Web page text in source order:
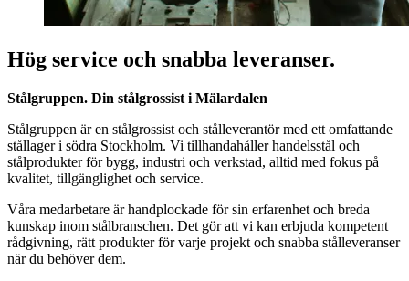
Hög service och snabba leveranser.
Stålgruppen. Din stålgrossist i Mälardalen
Stålgruppen är en stålgrossist och stålleverantör med ett omfattande
stållager i södra Stockholm. Vi tillhandahåller handelsstål och
stålprodukter för bygg, industri och verkstad, alltid med fokus på
kvalitet, tillgänglighet och service.
Våra medarbetare är handplockade för sin erfarenhet och breda
kunskap inom stålbranschen. Det gör att vi kan erbjuda kompetent
rådgivning, rätt produkter för varje projekt och snabba stålleveranser
när du behöver dem.